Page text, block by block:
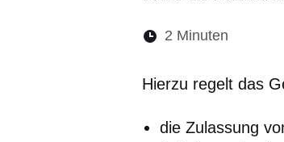
Lesedauer:
2 Minuten
Hierzu regelt das
die Zulassung